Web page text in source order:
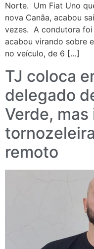
Norte. Um Fiat Uno
nova Canãa, acabou
vezes. A condutora foi
acabou virando sobre
no veículo, de 6 […]
TJ coloca
delegado
Verde, mas
remoto